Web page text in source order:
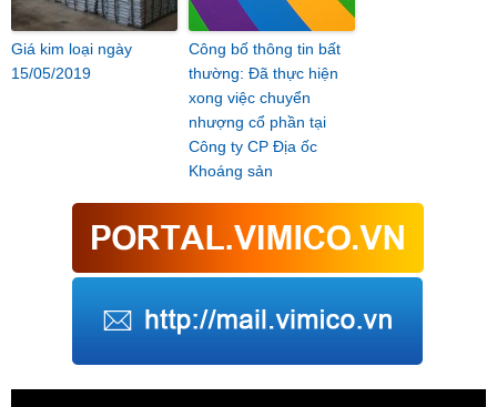
Giá kim loại ngày
15/05/2019
Công bố thông tin bất
thường: Đã thực hiện
xong việc chuyển
nhượng cổ phần tại
Công ty CP Địa ốc
Khoáng sản